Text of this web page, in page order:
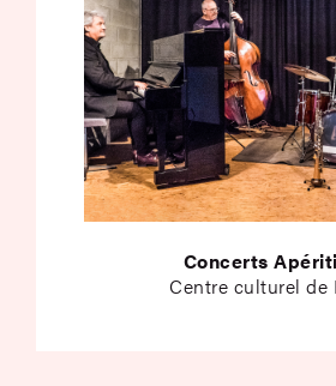
Concerts
Centre culturel de